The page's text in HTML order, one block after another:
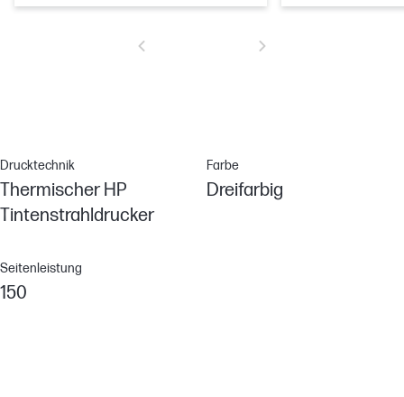
Drucktechnik
Thermischer HP
Tintenstrahldrucker
Farbe
Dreifarbig
Seitenleistung
150